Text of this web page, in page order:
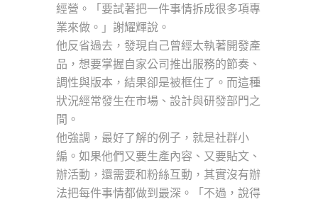
經營。「要試著把一件事情拆成很多項專
業來做。」謝耀輝說。
他反省過去，發現自己曾經太執著開發產
品，想要掌握自家公司推出服務的節奏、
調性與版本，結果卻是被框住了。而這種
狀況經常發生在市場、設計與研發部門之
間。
他強調，最好了解的例子，就是社群小
編。如果他們又要生產內容、又要貼文、
辦活動，還需要和粉絲互動，其實沒有辦
法把每件事情都做到最深。「不過，說得